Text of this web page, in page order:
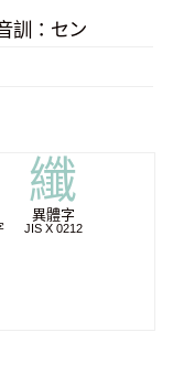
訓：セン
纖
異體字
JIS X 0212